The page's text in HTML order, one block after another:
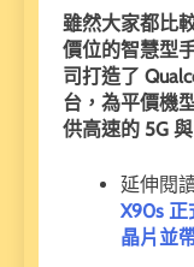
雖然大家都比
價位的智慧型
司打造了
台，為平價機
供高速的 5G
延伸閱
X90s
晶片並